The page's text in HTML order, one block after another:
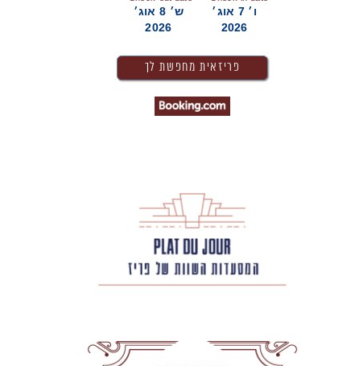
ו׳ 7 אוג׳
2026
ש׳ 8 אוג׳
2026